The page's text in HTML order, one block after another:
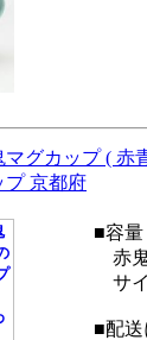
グカップ ( 赤
プ 京都府
■容量
赤鬼
サイ
■配送